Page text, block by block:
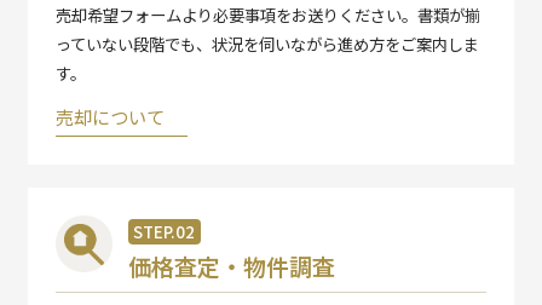
売却希望フォームより必要事項をお送りください。書類が揃
っていない段階でも、状況を伺いながら進め方をご案内しま
す。
売却について
STEP.02
価格査定・物件調査